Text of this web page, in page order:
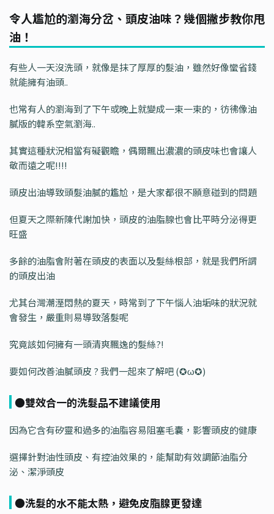
令人尷尬的瀏海分岔、頭皮油味？幾個撇步教你甩
油！
有些人一天沒洗頭，就像是抹了厚厚的髮油，雖然好像蠻省錢
就能擁有油頭..
也常有人的瀏海到了下午或晚上就變成一束一束的，彷彿像油
膩版的韓系空氣瀏海..
其實這種狀況相當有礙觀瞻，偶爾飄出濃濃的頭皮味也會讓人
敬而遠之呢!!!!
頭皮出油導致頭髮油膩的尷尬，是大家都很不願意碰到的問題
但夏天之際新陳代謝加快，頭皮的油脂腺也會比平時分泌得更
旺盛
多餘的油脂會附著在頭皮的表面以及髮絲根部，就是我們所謂
的頭皮出油
尤其台灣潮溼悶熱的夏天，時常到了下午惱人油垢味的狀況就
會發生，嚴重則易導致落髮呢
究竟該如何擁有一頭清爽飄逸的髮絲?!
要如何改善油膩頭皮 ? 我們一起來了解吧 (✪ω✪)
●雙效合一的洗髮品不建議使用
因為它含有矽靈和過多的油脂容易阻塞毛囊，影響頭皮的健康
選擇針對油性頭皮、有控油效果的，能幫助有效調節油脂分
泌、潔淨頭皮
●洗髮的水不能太熱，避免皮脂腺更發達